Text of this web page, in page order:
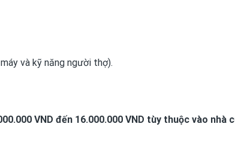
và kỹ năng người thợ).
VND đến 16.000.000 VND tùy thuộc vào nhà